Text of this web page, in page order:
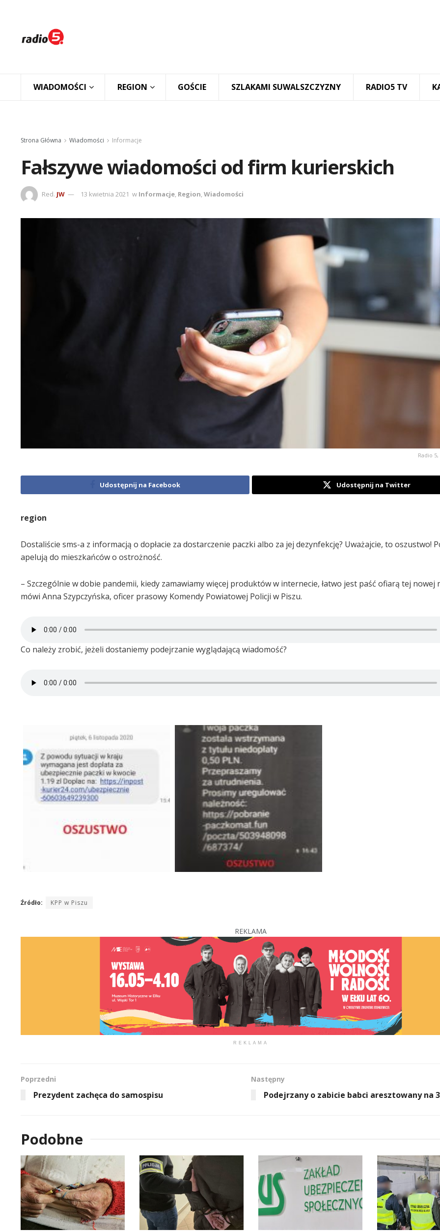
WIADOMOŚCI REGION GOŚCIE SZLAKAMI SUWALSZCZYZNY RADIO5 TV
Strona Główna Wiadomości Informacje
Fałszywe wiadomości od firm kurierskich
Red. JW 13 kwietnia 2021 w Informacje, Region,Wiadomości
Radio
Udostępnij na Facebook Udostępnij na Twitter
region
Dostaliście sms-a z informacją o dopłacie za dostarczenie paczki albo za jej dezynfekcję? Uważajcie, to oszustwo!
apelują do mieszkańców o ostrożność.
– Szczególnie w dobie pandemii, kiedy zamawiamy więcej produktów w internecie, łatwo jest paść ofiarą tej nowej
mówi Anna Szypczyńska, oficer prasowy Komendy Powiatowej Policji w Piszu.
Co należy zrobić, jeżeli dostaniemy podejrzanie wyglądającą wiadomość?
Źródło: KPP w Piszu
REKLAMA
REKLAMA
Poprzedni
Prezydent zachęca do samospisu
Następny
Podejrzany o zabicie babci aresztowany na
Podobne